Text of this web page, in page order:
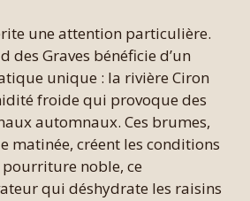
une attention particulière.
des Graves bénéficie d’un
unique : la rivière Ciron
froide qui provoque des
automnaux. Ces brumes,
matinée, créent les conditions
noble, ce
qui déshydrate les raisins